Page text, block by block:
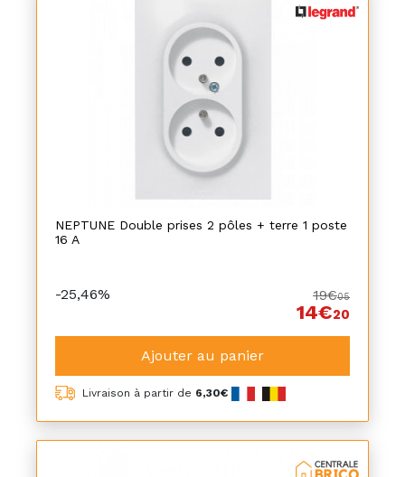
NEPTUNE Double prises 2 pôles + terre 1 poste
16 A
-25,46% 19€05
14€20
Ajouter au panier
Livraison à partir de 6,30€